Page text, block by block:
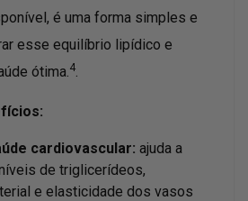
é uma forma simples e
esse equilíbrio lipídico e
ótima.4.
cardiovascular: ajuda a
de triglicerídeos,
e elasticidade dos vasos